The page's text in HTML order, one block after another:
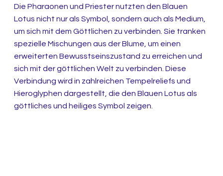
Die Pharaonen und Priester nutzten den Blauen
Lotus nicht nur als Symbol, sondern auch als Medium,
um sich mit dem Göttlichen zu verbinden. Sie tranken
spezielle Mischungen aus der Blume, um einen
erweiterten Bewusstseinszustand zu erreichen und
sich mit der göttlichen Welt zu verbinden. Diese
Verbindung wird in zahlreichen Tempelreliefs und
Hieroglyphen dargestellt, die den Blauen Lotus als
göttliches und heiliges Symbol zeigen.